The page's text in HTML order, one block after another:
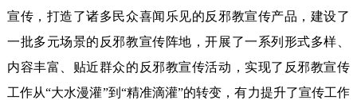
宣传，打造了诸多民众喜闻乐见的反邪教宣传产品，建设了
一批多元场景的反邪教宣传阵地，开展了一系列形式多样、
内容丰富、贴近群众的反邪教宣传活动，实现了反邪教宣传
工作从“大水漫灌”到“精准滴灌”的转变，有力提升了宣传工作